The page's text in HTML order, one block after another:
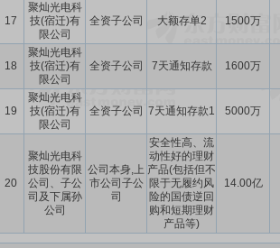
17
聚灿光电科
技(宿迁)有
限公司
全资子公司 大额存单2 1500万
18
聚灿光电科
技(宿迁)有
限公司
全资子公司 7天通知存款 1600万
19
聚灿光电科
技(宿迁)有
限公司
全资子公司 7天通知存款1 5000万
20
聚灿光电科
技股份有限
公司、子公
司及下属孙
公司
公司本身,上
市公司子公
司
安全性高、流
动性好的理财
产品(包括但不
限于无履约风
险的国债逆回
购和短期理财
产品等)
14.00亿